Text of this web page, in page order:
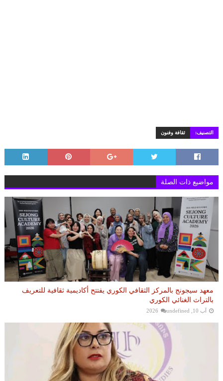
التصنيف: ثقافة وفنون
مواضيع ذات الصلة
معهد سيجونج بالمركز الثقافي الكوري يفتتح أكاديمية ثقافية للتعريف
بالتراث الغنائي الكوري
آب 10, 2026 undefined